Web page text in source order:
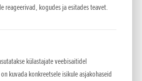
reageerivad, kogudes ja esitades teavet.
külastajate veebisaitidel
kuvada konkreetsele isikule asjakohaseid
süsteem parandab õhu
ja kiire õhuvooluga kogumiskoti vahel.
murukogumise märkimisväärselt